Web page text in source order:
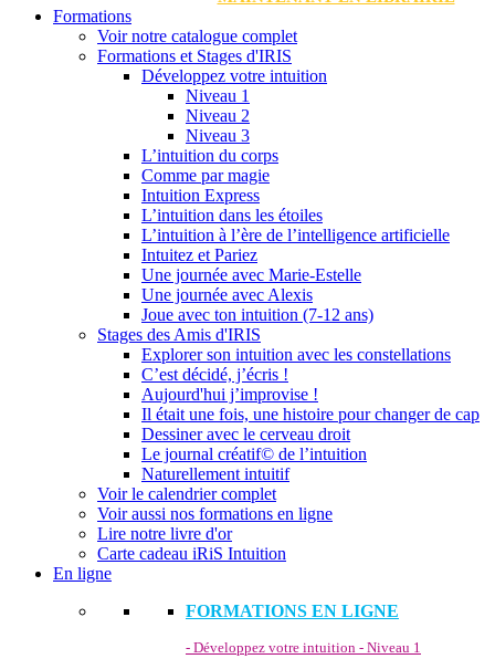
Formations
Voir notre catalogue complet
Formations et Stages d'IRIS
Développez votre intuition
Niveau 1
Niveau 2
Niveau 3
L’intuition du corps
Comme par magie
Intuition Express
L’intuition dans les étoiles
L’intuition à l’ère de l’intelligence artificielle
Intuitez et Pariez
Une journée avec Marie-Estelle
Une journée avec Alexis
Joue avec ton intuition (7-12 ans)
Stages des Amis d'IRIS
Explorer son intuition avec les constellations
C’est décidé, j’écris !
Aujourd'hui j’improvise !
Il était une fois, une histoire pour changer de cap
Dessiner avec le cerveau droit
Le journal créatif© de l’intuition
Naturellement intuitif
Voir le calendrier complet
Voir aussi nos formations en ligne
Lire notre livre d'or
Carte cadeau iRiS Intuition
En ligne
FORMATIONS EN LIGNE
- Développez votre intuition - Niveau 1